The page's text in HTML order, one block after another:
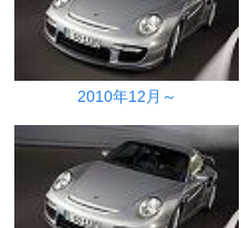
2010年12月～